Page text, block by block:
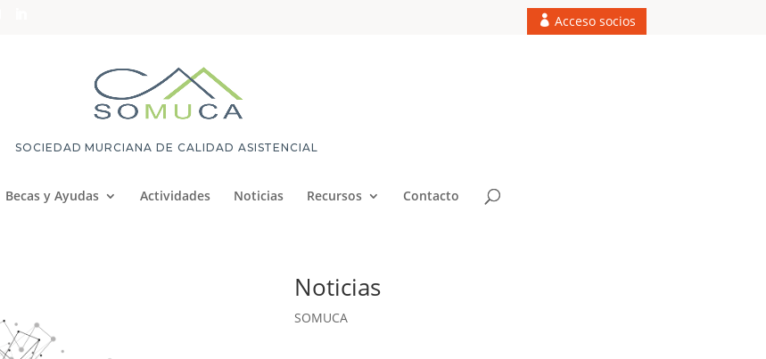
Acceso socios
SOCIEDAD MURCIANA DE CALIDAD ASISTENCIAL
Becas y Ayudas Actividades Noticias Recursos Contacto
Noticias
SOMUCA